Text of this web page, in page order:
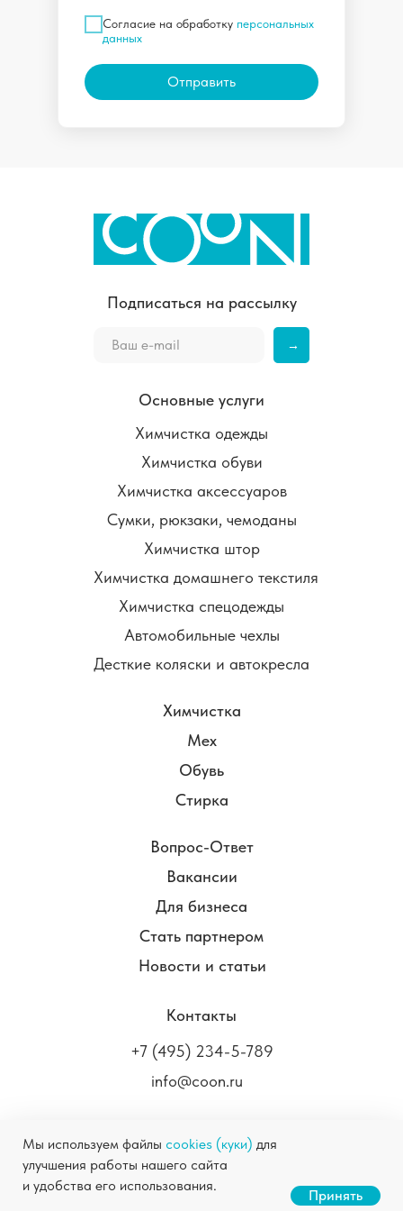
Станьте нашим партнером
Мы используем файлы cookies (куки) для
улучшения работы нашего сайта
и удобства его использования.
Принять
Согласие на обработку персональных
данных
Отправить
Химчистка одежды
Химчистка обуви
Химчистка аксессуаров
Сумки, рюкзаки, чемоданы
Химчистка штор
Химчистка домашнего текстиля
Химчистка спецодежды
Автомобильные чехлы
Десткие коляски и автокресла
Основные услуги
+7 (495) 234-5-789
info@coon.ru
Контакты
COON.RU ©2004-2026Химчистка в Москве
Правовая информация
Химчистка
Мех
Обувь
Стирка
→
Подписаться на рассылку
Вопрос-Ответ
Вакансии
Для бизнеса
Стать партнером
Новости и статьи